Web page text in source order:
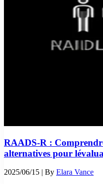
RAADS-R :
alternatives pour
2025/06/15 | By Elara Vance